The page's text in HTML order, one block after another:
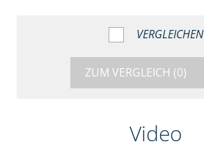
VERGLEICHEN
ZUM VERGLEICH (0)
Video